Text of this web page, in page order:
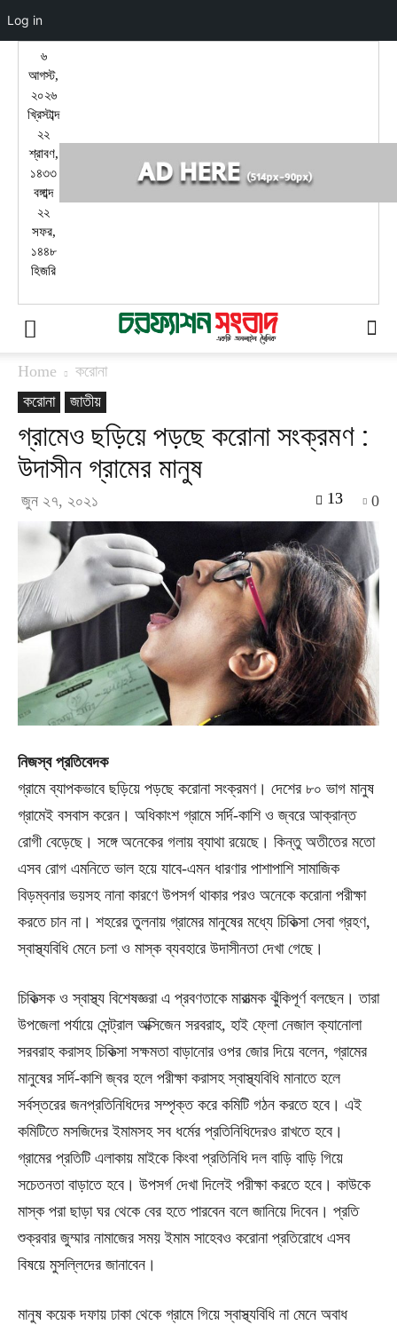
৬
আগস্ট,
২০২৬
খ্রিস্টাব্দ
২২
শ্রাবণ,
১৪৩৩
বঙ্গাব্দ
২২
সফর,
১৪৪৮
হিজরি
Home
করোনা
করোনা
জাতীয়
গ্রামেও ছড়িয়ে পড়ছে করোনা সংক্রমণ :
উদাসীন গ্রামের মানুষ
জুন ২৭, ২০২১ 0
13
নিজস্ব প্রতিবেদক
গ্রামে ব্যাপকভাবে ছড়িয়ে পড়ছে করোনা সংক্রমণ। দেশের ৮০ ভাগ মানুষ
গ্রামেই বসবাস করেন। অধিকাংশ গ্রামে সর্দি-কাশি ও জ্বরে আক্রান্ত
রোগী বেড়েছে। সঙ্গে অনেকের গলায় ব্যাথা রয়েছে। কিন্তু অতীতের মতো
এসব রোগ এমনিতে ভাল হয়ে যাবে-এমন ধারণার পাশাপাশি সামাজিক
বিড়ম্বনার ভয়সহ নানা কারণে উপসর্গ থাকার পরও অনেকে করোনা পরীক্ষা
করতে চান না। শহরের তুলনায় গ্রামের মানুষের মধ্যে চিকিত্সা সেবা গ্রহণ,
স্বাস্থ্যবিধি মেনে চলা ও মাস্ক ব্যবহারে উদাসীনতা দেখা গেছে।
চিকিত্সক ও স্বাস্থ্য বিশেষজ্ঞরা এ প্রবণতাকে মারাত্মক ঝুঁকিপূর্ণ বলছেন। তারা
উপজেলা পর্যায়ে সেন্ট্রাল অক্সিজেন সরবরাহ, হাই ফ্লো নেজাল ক্যানোলা
সরবরাহ করাসহ চিকিত্সা সক্ষমতা বাড়ানোর ওপর জোর দিয়ে বলেন, গ্রামের
মানুষের সর্দি-কাশি জ্বর হলে পরীক্ষা করাসহ স্বাস্থ্যবিধি মানাতে হলে
সর্বস্তরের জনপ্রতিনিধিদের সম্পৃক্ত করে কমিটি গঠন করতে হবে। এই
কমিটিতে মসজিদের ইমামসহ সব ধর্মের প্রতিনিধিদেরও রাখতে হবে।
গ্রামের প্রতিটি এলাকায় মাইকে কিংবা প্রতিনিধি দল বাড়ি বাড়ি গিয়ে
সচেতনতা বাড়াতে হবে। উপসর্গ দেখা দিলেই পরীক্ষা করতে হবে। কাউকে
মাস্ক পরা ছাড়া ঘর থেকে বের হতে পারবেন বলে জানিয়ে দিবেন। প্রতি
শুক্রবার জুম্মার নামাজের সময় ইমাম সাহেবও করোনা প্রতিরোধে এসব
বিষয়ে মুসল্লিদের জানাবেন।
মানুষ কয়েক দফায় ঢাকা থেকে গ্রামে গিয়ে স্বাস্থ্যবিধি না মেনে অবাধ
Log in